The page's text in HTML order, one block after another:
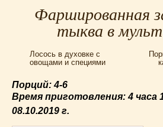
Для мультиварки Филипс
Еврейская кухня
(3)
Запеканки(25)
Итальянская кухня
Картошка(32)
Каши(24)
Фаршированная
тыква в
Лосось в духовке с
овощами и специями
Порций: 4-6
Время приготовления:4 часа
08.10.2019 г.